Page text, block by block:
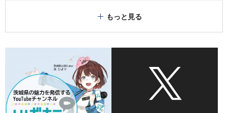
もっと見る